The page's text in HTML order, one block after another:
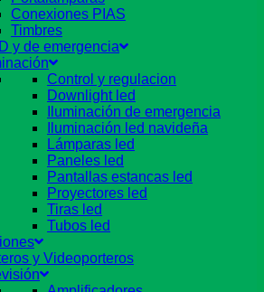
Conexiones PIAS
Timbres
y de emergencia
Control y regulacion
Downlight led
Iluminación de emergencia
Iluminación led navideña
Lámparas led
Paneles led
Pantallas estancas led
Proyectores led
Tiras led
Tubos led
y Videoporteros